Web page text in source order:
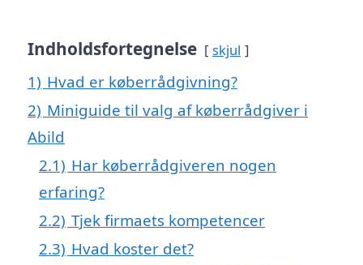
Indholdsfortegnelse skjul
1) Hvad er køberrådgivning?
2) Miniguide til valg af køberrådgiver i
Abild
2.1) Har køberrådgiveren nogen
erfaring?
2.2) Tjek firmaets kompetencer
2.3) Hvad koster det?